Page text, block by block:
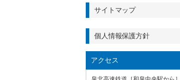
サイトマップ
個人情報保護方針
アクセス